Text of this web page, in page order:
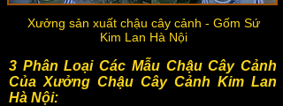
Xưởng sản xuất chậu cây cảnh - Gốm Sứ
Kim Lan Hà Nội
3 Phân ​Loại Các Mẫu Chậu Cây Cảnh
Của Xưởng Chậu Cây Cảnh Kim Lan
Hà Nội: